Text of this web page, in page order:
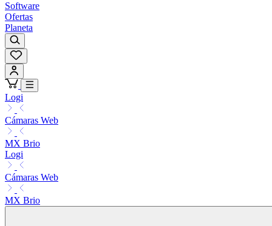
Software
Ofertas
Planeta
Logi
Cámaras Web
MX Brio
Logi
Cámaras Web
MX Brio